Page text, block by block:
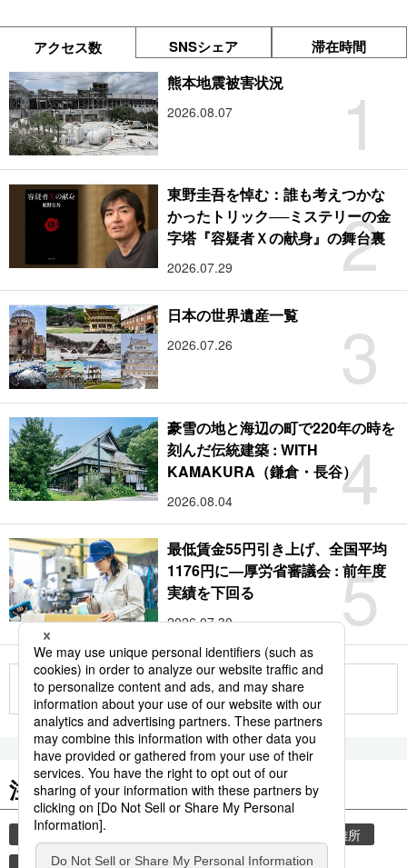
アクセス数 SNSシェア 滞在時間
1
熊本地震被害状況
2026.08.07
2
東野圭吾を悼む：誰も考えつかな
かったトリック──ミステリーの金
字塔『容疑者Ｘの献身』の舞台裏
2026.07.29
3
日本の世界遺産一覧
2026.07.26
4
豪雪の地と海辺の町で220年の時を
刻んだ伝統建築 : WITH
KAMAKURA（鎌倉・長谷）
2026.08.04
5
最低賃金55円引き上げ、全国平均
1176円に―厚労省審議会 : 前年度
実績を下回る
2026.07.30
もっと見る
注目のキーワード
共同通信ニュース
避難所